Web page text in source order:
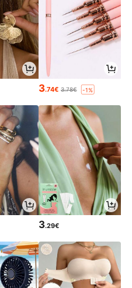
3.74€ 3.78€ -1%
3.29€